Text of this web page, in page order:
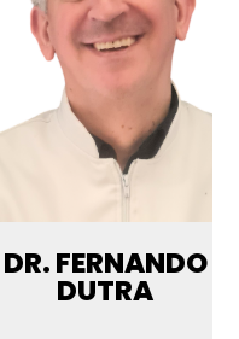
DR. FERNANDO
DUTRA